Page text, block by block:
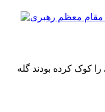
کوک کرده بودند گله